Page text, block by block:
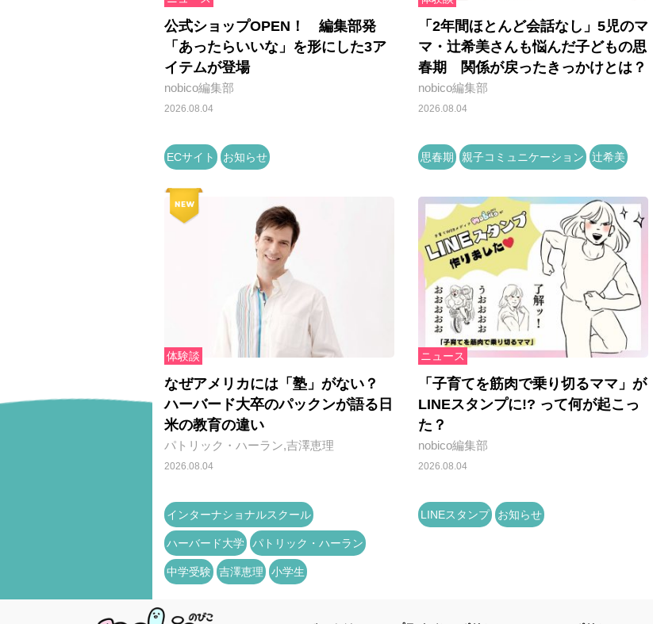
公式ショップOPEN！ 編集部発
「あったらいいな」を形にした3ア
イテムが登場
nobico編集部
2026.08.04
ECサイト お知らせ
「2年間ほとんど会話なし」5児のマ
マ・辻希美さんも悩んだ子どもの思
春期 関係が戻ったきっかけとは？
nobico編集部
2026.08.04
思春期 親子コミュニケーション 辻希美
体験談
なぜアメリカには「塾」がない？
ハーバード大卒のパックンが語る日
米の教育の違い
パトリック・ハーラン,吉澤恵理
2026.08.04
インターナショナルスクール
ハーバード大学 パトリック・ハーラン
中学受験 吉澤恵理 小学生
ニュース
「子育てを筋肉で乗り切るママ」が
LINEスタンプに!? って何が起こっ
た？
nobico編集部
2026.08.04
LINEスタンプ お知らせ